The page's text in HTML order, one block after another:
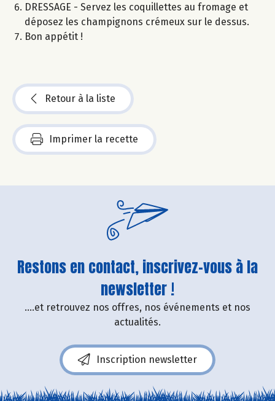
DRESSAGE - Servez les coquillettes au fromage et
déposez les champignons crémeux sur le dessus.
Bon appétit !
Retour à la liste
Imprimer la recette
Restons en contact, inscrivez-vous à la
newsletter !
....et retrouvez nos offres, nos événements et nos
actualités.
Inscription newsletter